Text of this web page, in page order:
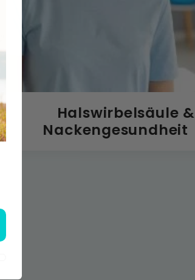
Halswirbelsäule &
Nackengesundheit